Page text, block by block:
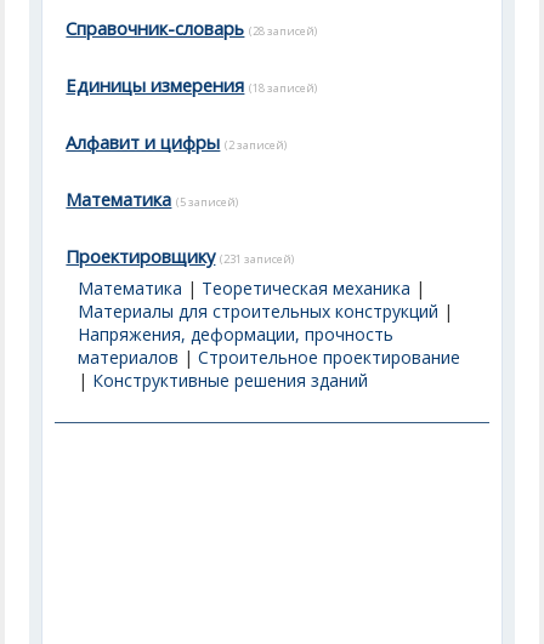
Справочник-словарь (28 записей)
Единицы измерения (18 записей)
Алфавит и цифры (2 записей)
Математика (5 записей)
Проектировщику (231 записей)
Математика | Теоретическая механика |
Материалы для строительных конструкций |
Напряжения, деформации, прочность
материалов |Строительное проектирование
| Конструктивные решения зданий